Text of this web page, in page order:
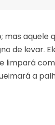
aquele
de levar.
limpará
a